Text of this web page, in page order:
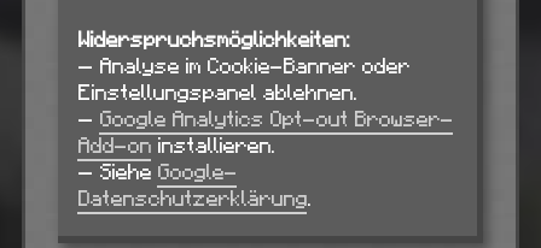
Widerspruchsmöglichkeiten:
— Analyse im Cookie-Banner oder
Einstellungspanel ablehnen.
— Google Analytics Opt-out Browser-
Add-on installieren.
— Siehe Google-
Datenschutzerklärung.